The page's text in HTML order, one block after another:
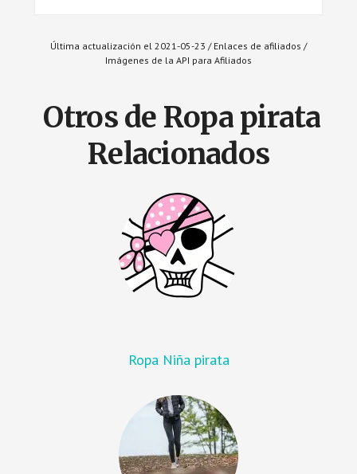
Última actualización el 2021-05-23 / Enlaces de afiliados /
Imágenes de la API para Afiliados
Otros de Ropa pirata
Relacionados
Ropa Niña pirata